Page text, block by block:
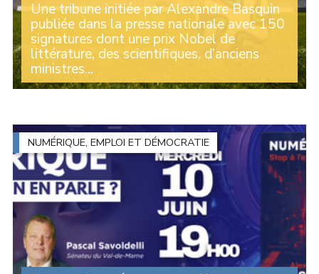
Une tribune initiée par Alexandre Basquin
publiée dans la presse nationale avec 150
signatures dont une prix Nobel de
littérature, des scientifiques, d’anciens
ministres...
Initiée par le sénateur Alexandre Basquin, la tribune
l’intelligence artificielle générative voulu par (...)
NUMÉRIQUE, EMPLOI ET DÉMOCRATIE